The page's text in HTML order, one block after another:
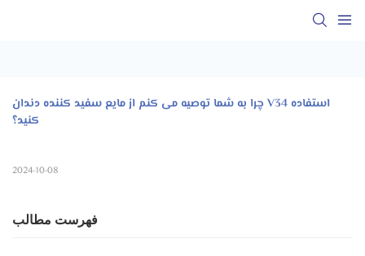
چرا به شما توصیه می کنم از مایع سفید کننده دندان V34 استفاده
کنید؟
2024-10-08
فهرست مطالب